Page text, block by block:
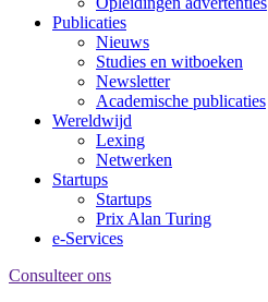
Publicaties
Nieuws
Studies en witboeken
Newsletter
Academische publicaties
Wereldwijd
Lexing
Netwerken
Startups
Startups
Prix Alan Turing
e-Services
Consulteer ons